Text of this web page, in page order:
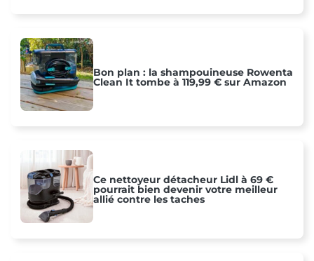
Bon plan : la shampouineuse Rowenta
Clean It tombe à 119,99 € sur Amazon
Ce nettoyeur détacheur Lidl à 69 €
pourrait bien devenir votre meilleur
allié contre les taches